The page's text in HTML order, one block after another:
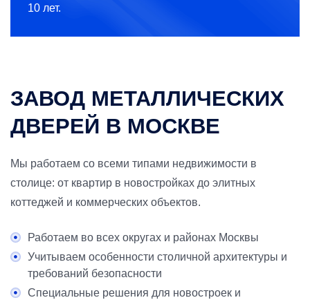
10 лет.
ЗАВОД МЕТАЛЛИЧЕСКИХ
ДВЕРЕЙ В МОСКВЕ
Мы работаем со всеми типами недвижимости в
столице: от квартир в новостройках до элитных
коттеджей и коммерческих объектов.
Работаем во всех округах и районах Москвы
Учитываем особенности столичной архитектуры и
требований безопасности
Специальные решения для новостроек и